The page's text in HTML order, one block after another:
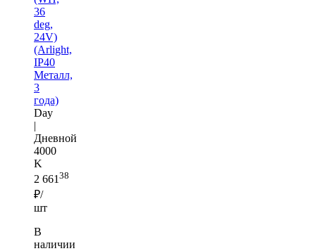
36
deg,
24V)
(Arlight,
IP40
Металл,
3
года)
Day
|
Дневной
4000
K
2 66138
₽/
шт
В
наличии